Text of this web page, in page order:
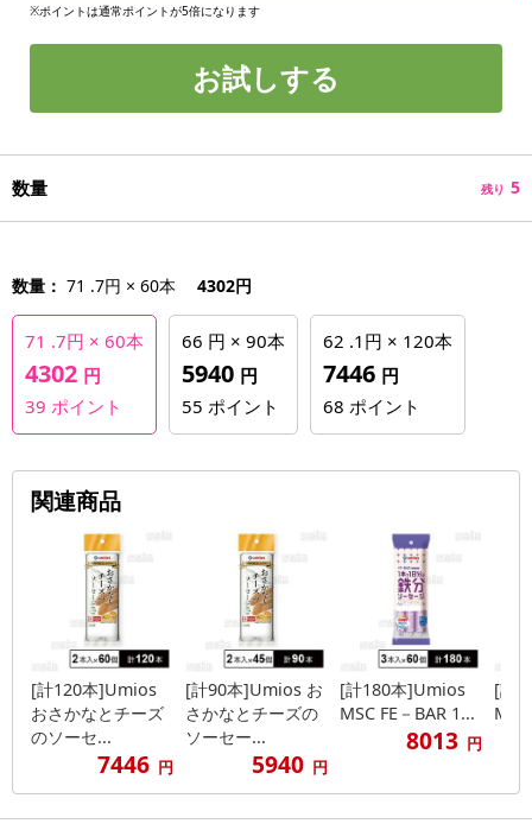
※ポイントは通常ポイントが5倍になります
お試しする
数量 残り 5
数量： 71 .7円 × 60本 4302円
71 .7円 × 60本
4302 円
39 ポイント
66 円 × 90本
5940 円
55 ポイント
62 .1円 × 120本
7446 円
68 ポイント
関連商品
[計120本]Umios
おさかなとチーズ
のソーセ...
7446 円
[計90本]Umios お
さかなとチーズの
ソーセー...
5940 円
[計180本]Umios
MSC FE－BAR 1...
8013 円
[計